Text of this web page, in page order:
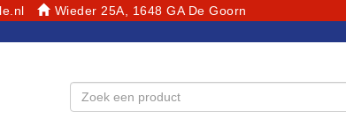
Wieder 25A, 1648 GA De Goorn